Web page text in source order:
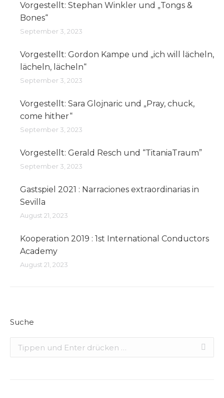
Vorgestellt: Stephan Winkler und „Tongs &
Bones“
September 3, 2023
Vorgestellt: Gordon Kampe und „ich will lächeln,
lächeln, lächeln“
September 3, 2023
Vorgestellt: Sara Glojnaric und „Pray, chuck,
come hither“
September 3, 2023
Vorgestellt: Gerald Resch und “TitaniaTraum”
September 3, 2023
Gastspiel 2021 : Narraciones extraordinarias in
Sevilla
August 21, 2023
Kooperation 2019 : 1st International Conductors
Academy
August 21, 2023
Suche